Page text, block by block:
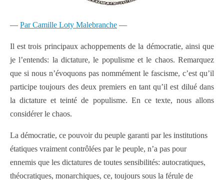
— Par Camille Loty Malebranche —
Il est trois principaux achoppements de la démocratie, ainsi que
je l’entends: la dictature, le populisme et le chaos. Remarquez
que si nous n’évoquons pas nommément le fascisme, c’est qu’il
participe toujours des deux premiers en tant qu’il est dilué dans
la dictature et teinté de populisme. En ce texte, nous allons
considérer le chaos.
La démocratie, ce pouvoir du peuple garanti par les institutions
étatiques vraiment contrôlées par le peuple, n’a pas pour
ennemis que les dictatures de toutes sensibilités: autocratiques,
théocratiques, monarchiques, ce, toujours sous la férule de